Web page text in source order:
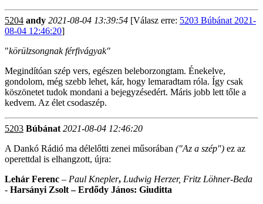
5204 andy 2021-08-04 13:39:54 [Válasz erre: 5203 Búbánat 2021-
08-04 12:46:20]
"körülzsongnak férfivágyak"
Megindítóan szép vers, egészen beleborzongtam. Énekelve,
gondolom, még szebb lehet, kár, hogy lemaradtam róla. Így csak
köszönetet tudok mondani a bejegyzésedért. Máris jobb lett tőle a
kedvem. Az élet csodaszép.
5203 Búbánat 2021-08-04 12:46:20
A Dankó Rádió ma délelőtti zenei műsorában ("Az a szép") ez az
operettdal is elhangzott, újra:
Lehár Ferenc – Paul Knepler, Ludwig Herzer, Fritz Löhner-Beda
- Harsányi Zsolt – Erdődy János: Giuditta